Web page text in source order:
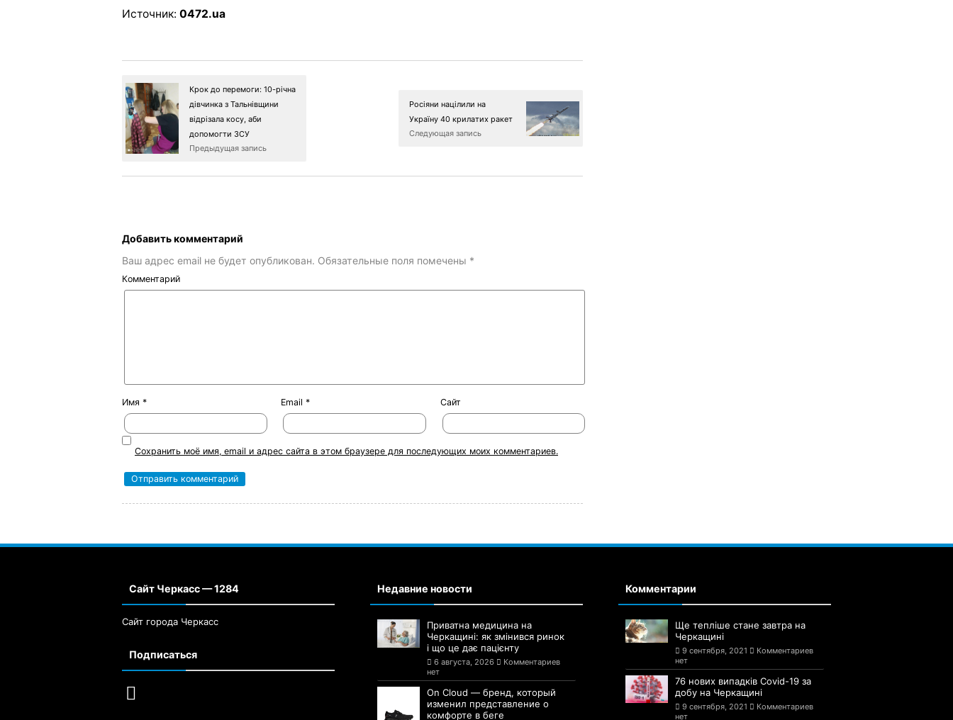
Источник: 0472.ua
Крок до перемоги: 10-річна
дівчинка з Тальнівщини
відрізала косу, аби
допомогти ЗСУ
Предыдущая запись
Росіяни націлили на
Україну 40 крилатих ракет
Следующая запись
Добавить комментарий
Ваш адрес email не будет опубликован. Обязательные поля помечены *
Комментарий
Имя * Email* Сайт
Сохранить моё имя, email и адрес сайта в этом браузере для последующих моих комментариев.
Сайт Черкасс — 1284
Сайт города Черкасс
Подписаться
Недавние новости
Приватна медицина на
Черкащині: як змінився ринок
і що це дає пацієнту
6 августа, 2026
Комментариев
нет
On Cloud — бренд, который
изменил представление о
комфорте в беге
Комментарии
Ще тепліше стане завтра на
Черкащині
9 сентября, 2021
Комментариев
нет
76 нових випадків Covid-19 за
добу на Черкащині
9 сентября, 2021
Комментариев
нет